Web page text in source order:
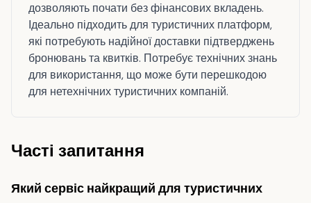
дозволяють почати без фінансових вкладень.
Ідеально підходить для туристичних платформ,
які потребують надійної доставки підтверджень
бронювань та квитків. Потребує технічних знань
для використання, що може бути перешкодою
для нетехнічних туристичних компаній.
Часті запитання
Який сервіс найкращий для туристичних